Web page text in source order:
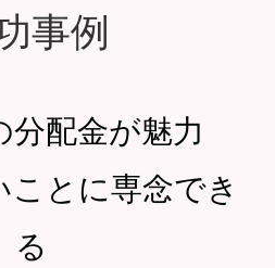
事例
分配金が魅力
とに専念でき
る